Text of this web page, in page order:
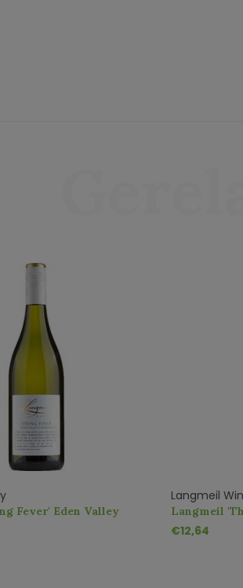
Fever' Eden Valley
Langmeil
Langmeil
Mourvèdre
€12,64